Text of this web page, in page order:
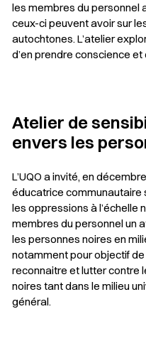
les membres du personnel
ceux-ci peuvent avoir sur
autochtones. L’atelier
d’en prendre conscience et
Atelier de
envers les
L’UQO a invité, en
éducatrice communautaire
les oppressions à l’échelle
membres du personnel un
les personnes noires en
notamment pour objectif
reconnaitre et lutter contre
noires tant dans le milieu
général.